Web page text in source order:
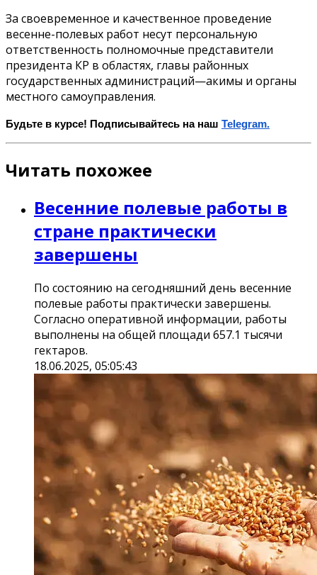
За своевременное и качественное проведение
весенне-полевых работ несут персональную
ответственность полномочные представители
президента КР в областях, главы районных
государственных администраций—акимы и органы
местного самоуправления.
Будьте в курсе! Подписывайтесь на наш Telegram.
Читать похожее
Весенние полевые работы в
стране практически
завершены
По состоянию на сегодняшний день весенние
полевые работы практически завершены.
Согласно оперативной информации, работы
выполнены на общей площади 657.1 тысячи
гектаров.
18.06.2025, 05:05:43